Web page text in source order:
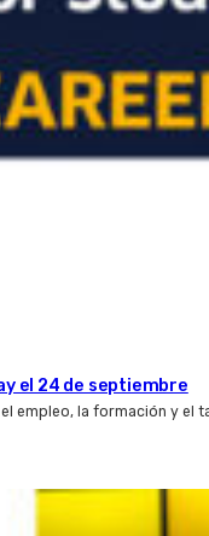
el 24 de septiembre
empleo, la formación y el